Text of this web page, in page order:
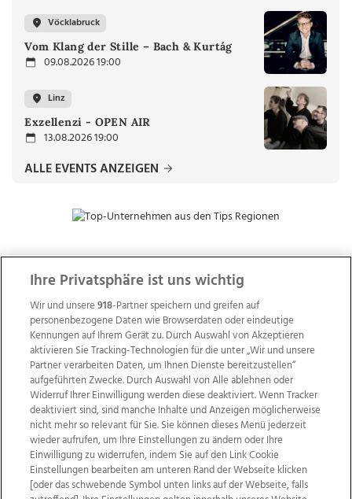
Vöcklabruck
Vom Klang der Stille – Bach & Kurtág
09.08.2026 19:00
Linz
Exzellenzi - OPEN AIR
13.08.2026 19:00
ALLE EVENTS ANZEIGEN
ZUR NACHRICHTENÜBERSICHT
Wir über uns Mediadaten Kontakt Jobs
Ihre Privatsphäre ist uns wichtig
Wir und unsere918-Partner speichern und greifen auf
personenbezogene Daten wie Browserdaten oder eindeutige
Kennungen auf Ihrem Gerät zu. Durch Auswahl von Akzeptieren
aktivieren Sie Tracking-Technologien für die unter „Wir und unsere
Partner verarbeiten Daten, um Ihnen Dienste bereitzustellen“
aufgeführten Zwecke. Durch Auswahl von Alle ablehnen oder
Widerruf Ihrer Einwilligung werden diese deaktiviert. Wenn Tracker
deaktiviert sind, sind manche Inhalte und Anzeigen möglicherweise
nicht mehr so relevant für Sie. Sie können dieses Menü jederzeit
wieder aufrufen, um Ihre Einstellungen zu ändern oder Ihre
Einwilligung zu widerrufen, indem Sie auf den Link Cookie
Einstellungen bearbeiten am unteren Rand der Webseite klicken
[oder das schwebende Symbol unten links auf der Webseite, falls